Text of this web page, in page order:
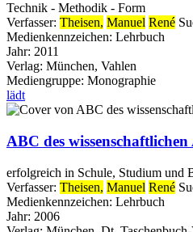
Technik - Methodik - Form
Verfasser: Theisen, Manuel René
Medienkennzeichen: Lehrbuch
Jahr: 2011
Verlag: München, Vahlen
Mediengruppe: Monographie
lädt
ABC des
erfolgreich in Schule, Studium und
Verfasser: Theisen, Manuel René
Medienkennzeichen: Lehrbuch
Jahr: 2006